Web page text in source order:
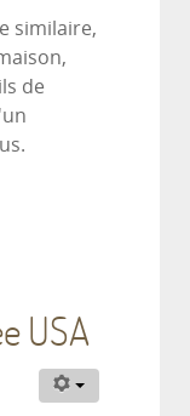
similaire,
de
USA